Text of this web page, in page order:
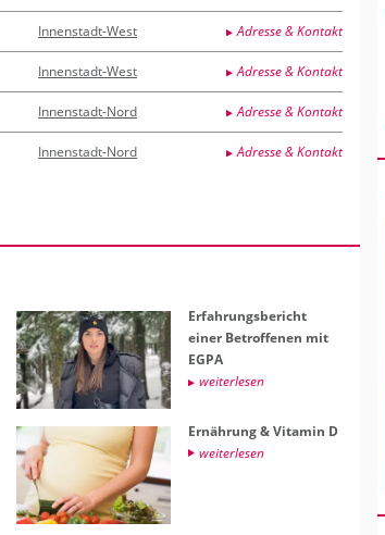
Innenstadt-West Adresse & Kontakt
Innenstadt-West Adresse & Kontakt
Innenstadt-Nord Adresse & Kontakt
Innenstadt-Nord Adresse & Kontakt
Er­fah­rungs­be­richt
einer Be­trof­fe­nen mit
EGPA
wei­ter­le­sen
Er­näh­rung & Vit­amin D
wei­ter­le­sen